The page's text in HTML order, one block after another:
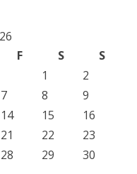
F S
S
1
2
7 8
9
14 15
16
21 22
23
28 29
30